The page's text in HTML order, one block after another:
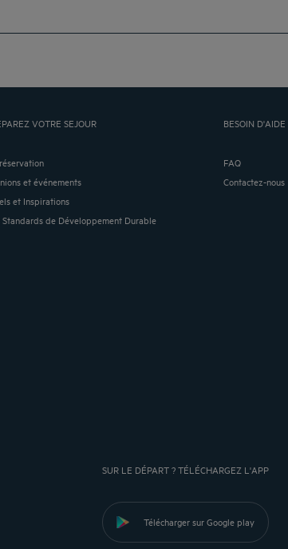
VOTRE SEJOUR
réservation
et événements
et Inspirations
Standards de Développement Durable
BESOIN D'AIDE
FAQ
Contactez-nous
SUR LE DÉPART ? TÉLÉCHARGEZ L'APP
Télécharger sur Google play